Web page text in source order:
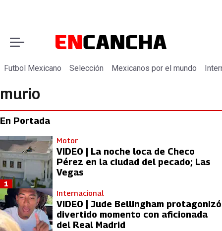
Futbol Mexicano Selección Mexicanos por el mundo
murio
En Portada
Motor
VIDEO | La noche loca de Checo
Pérez en la ciudad del pecado; Las
Vegas
1
Internacional
VIDEO | Jude Bellingham protagonizó
divertido momento con aficionada
del Real Madrid